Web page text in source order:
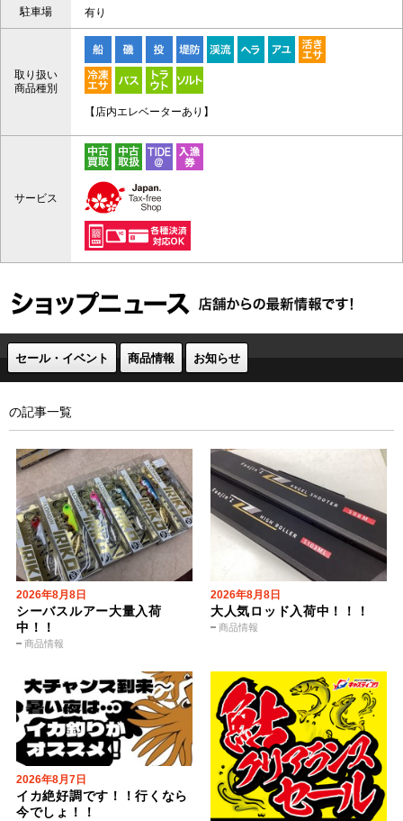
駐車場 有り
取り扱い
商品種別
【店内エレベーターあり】
サービス
セール・イベント 商品情報 お知らせ
の記事一覧
2026年8月8日
商品情報
シーバスルアー大量入荷
中！！
2026年8月8日
商品情報
大人気ロッド入荷中！！！
2026年8月7日
イカ絶好調です！！行くなら
今でしょ！！